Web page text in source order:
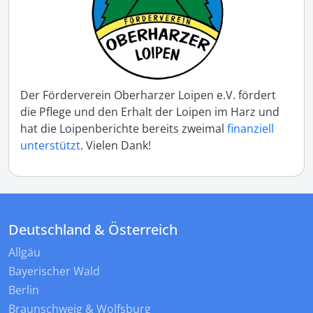
Der Förderverein Oberharzer Loipen e.V. fördert
die Pflege und den Erhalt der Loipen im Harz und
hat die Loipenberichte bereits zweimal finanziell
unterstützt. Vielen Dank!
Deutschland & Österreich
Allgäu
Bayerischer Wald
Berlin
Braunschweig & Wolfsburg